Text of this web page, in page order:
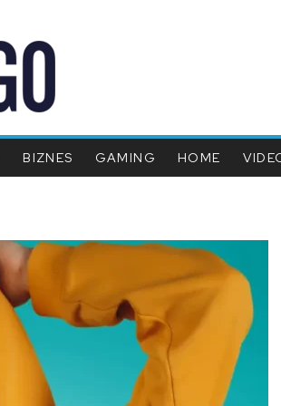
BIZNES GAMING HOME